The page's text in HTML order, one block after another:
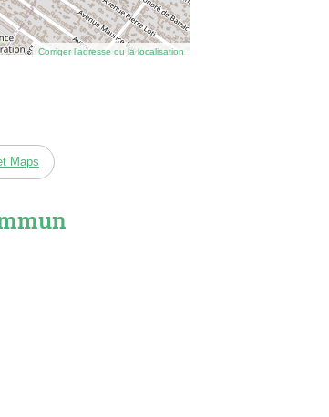
Corriger l’adresse ou la localisation
Maps